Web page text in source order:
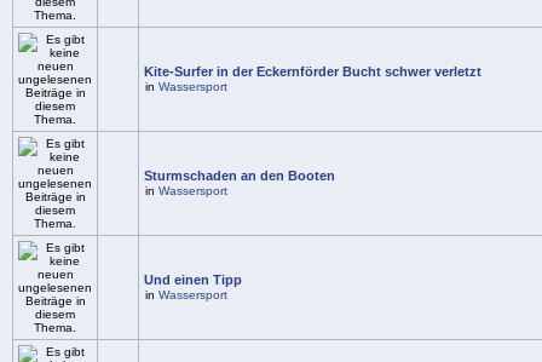
Kite-Surfer in der Eckernförder Bucht schwer verletzt
in Wassersport
Sturmschaden an den Booten
in Wassersport
Und einen Tipp
in Wassersport